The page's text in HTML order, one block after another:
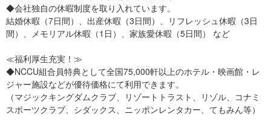
◆会社独自の休暇制度を取り入れています。
結婚休暇（7日間）、出産休暇（3日間）、リフレッシュ休暇（3日
間）、メモリアル休暇（1日）、家族愛休暇（5日間） など
≪福利厚生充実！≫
◆NCCU組合員特典として全国75,000軒以上のホテル・映画館・レ
ジャー施設などが優待価格にて利用できます。
（マジックキングダムクラブ、リゾートトラスト、リゾル、コナミ
スポーツクラブ、シダックス、ニッポンレンタカー、てもみん等）